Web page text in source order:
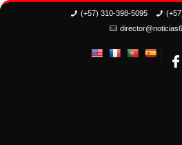
(+57) 310-398-5095